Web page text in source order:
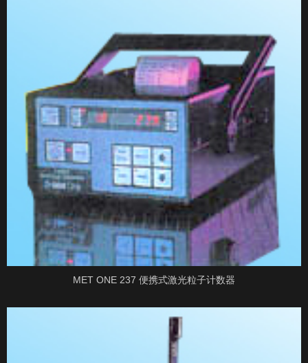
MET ONE 237 便携式激光粒子计数器